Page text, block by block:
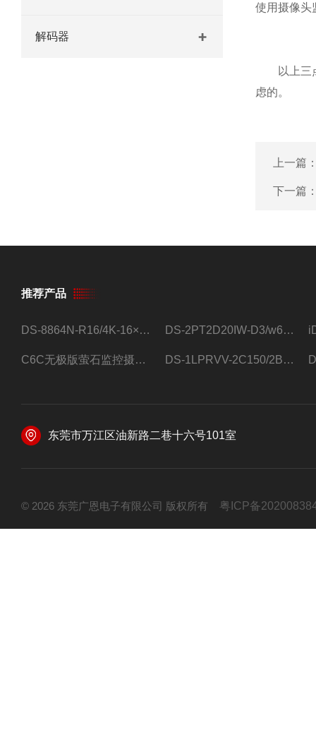
解码器
使用摄像头
以上三点
虑的。
上一篇
下一篇
推荐产品
DS-8864N-R16/4K-16×4T/希捷16盘位录像机 DS-2PT2D20IW-D3/w64路高清硬盘录像机
C6C无极版萤石监控摄像头 DS-1LPRVV-2C150/2B监控室外夜视高清电源线护套线200米/卷
东莞市万江区油新路二巷十六号101室
© 2026 东莞广恩电子有限公司 版权所有 粤ICP备